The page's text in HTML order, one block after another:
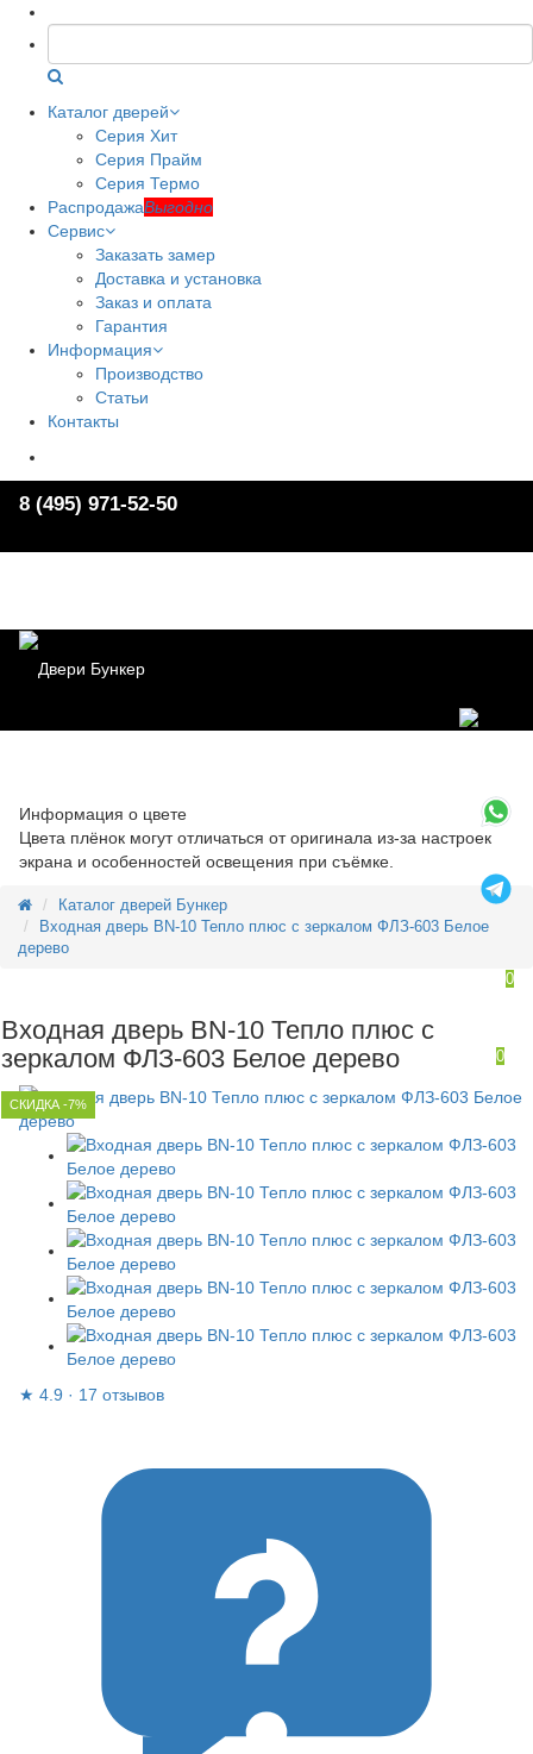
Каталог дверей
Серия Хит
Серия Прайм
Серия Термо
РаспродажаВыгодно
Сервис
Заказать замер
Доставка и установка
Заказ и оплата
Гарантия
Информация
Производство
Статьи
Контакты
8 (495) 971-52-50
0
0
Информация о цвете
Цвета плёнок могут отличаться от оригинала из-за настроек
экрана и особенностей освещения при съёмке.
Каталог дверей Бункер
Входная дверь BN-10 Тепло плюс с зеркалом ФЛЗ-603 Белое
дерево
Входная дверь BN-10 Тепло плюс с
зеркалом ФЛЗ-603 Белое дерево
СКИДКА -7%
★ 4.9 · 17 отзывов